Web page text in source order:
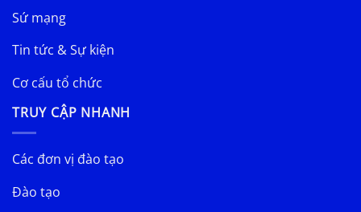
Sứ mạng
Tin tức & Sự kiện
Cơ cấu tổ chức
TRUY CẬP NHANH
Các đơn vị đào tạo
Đào tạo